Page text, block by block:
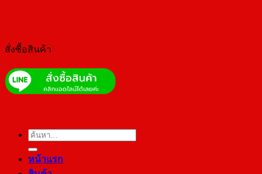
สั่งซื้อสินค้า
ค้นหา:
หน้าแรก